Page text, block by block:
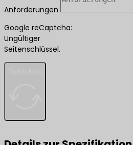
Anforderungen
Google reCaptcha:
Ungültiger
Seitenschlüssel.